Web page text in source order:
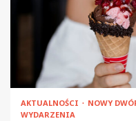
AKTUALNOŚCI NOWY
WYDARZENIA